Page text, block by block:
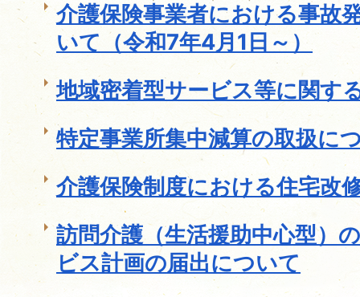
介護保険事業者における事故
いて（令和7年4月1日～）
地域密着型サービス等に関す
特定事業所集中減算の取扱に
介護保険制度における住宅改
訪問介護（生活援助中心型）
ビス計画の届出について